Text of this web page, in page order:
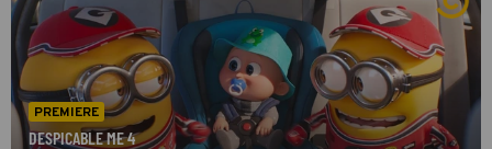
PREMIERE
DESPICABLE ME 4